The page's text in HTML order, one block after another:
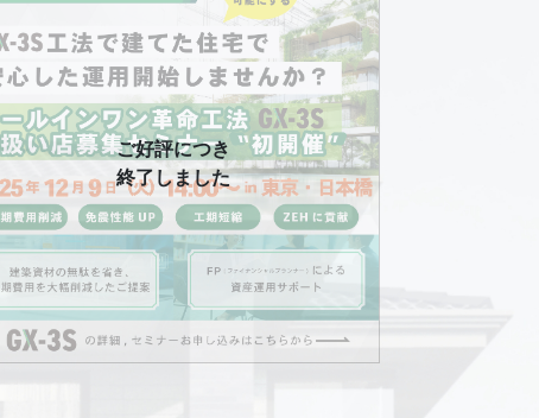
ご好評につき
終了しました